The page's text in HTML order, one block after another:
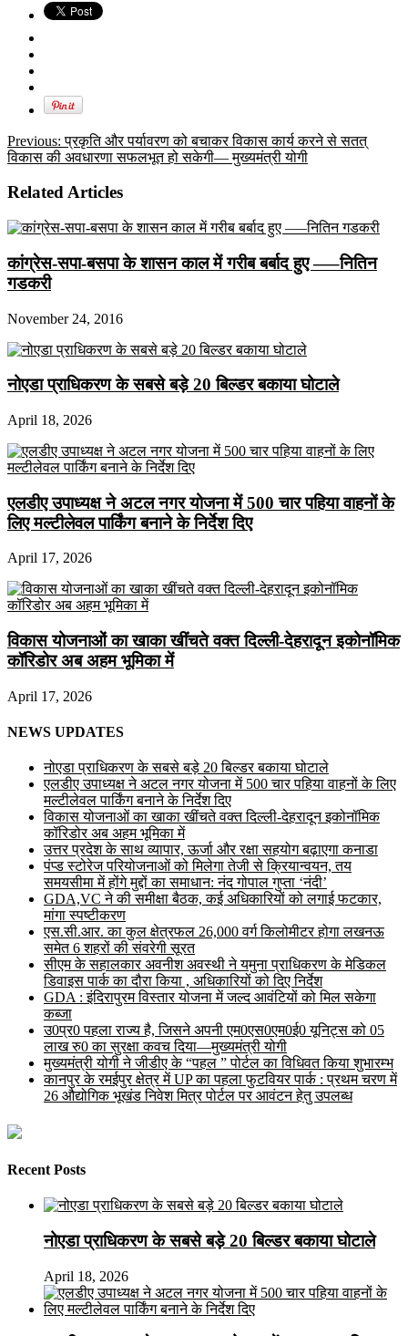
Previous: प्रकृति और पर्यावरण को बचाकर विकास कार्य करने से सतत्
विकास की अवधारणा सफलभूत हो सकेगी— मुख्यमंत्री योगी
Related Articles
कांग्रेस-सपा-बसपा के शासन काल में गरीब बर्बाद हुए —–नितिन
गडकरी
November 24, 2016
नोएडा प्राधिकरण के सबसे बड़े 20 बिल्डर बकाया घोटाले
April 18, 2026
एलडीए उपाध्यक्ष ने अटल नगर योजना में 500 चार पहिया वाहनों के
लिए मल्टीलेवल पार्किंग बनाने के निर्देश दिए
April 17, 2026
विकास योजनाओं का खाका खींचते वक्त दिल्ली-देहरादून इकोनॉमिक
कॉरिडोर अब अहम भूमिका में
April 17, 2026
NEWS UPDATES
नोएडा प्राधिकरण के सबसे बड़े 20 बिल्डर बकाया घोटाले
एलडीए उपाध्यक्ष ने अटल नगर योजना में 500 चार पहिया वाहनों के लिए
मल्टीलेवल पार्किंग बनाने के निर्देश दिए
विकास योजनाओं का खाका खींचते वक्त दिल्ली-देहरादून इकोनॉमिक
कॉरिडोर अब अहम भूमिका में
उत्तर प्रदेश के साथ व्यापार, ऊर्जा और रक्षा सहयोग बढ़ाएगा कनाडा
पंप्ड स्टोरेज परियोजनाओं को मिलेगा तेजी से क्रियान्वयन, तय
समयसीमा में होंगे मुद्दों का समाधान: नंद गोपाल गुप्ता ‘नंदी’
GDA,VC ने की समीक्षा बैठक, कई अधिकारियों को लगाई फटकार,
मांगा स्पष्टीकरण
एस.सी.आर. का कुल क्षेत्रफल 26,000 वर्ग किलोमीटर होगा लखनऊ
समेत 6 शहरों की संवरेगी सूरत
सीएम के सहालकार अवनीश अवस्थी ने यमुना प्राधिकरण के मेडिकल
डिवाइस पार्क का दौरा किया , अधिकारियों को दिए निर्देश
GDA : इंदिरापुरम विस्तार योजना में जल्द आवंटियों को मिल सकेगा
कब्जा
उ0प्र0 पहला राज्य है, जिसने अपनी एम0एस0एम0ई0 यूनिट्स को 05
लाख रु0 का सुरक्षा कवच दिया—मुख्यमंत्री योगी
मुख्यमंत्री योगी ने जीडीए के “पहल ” पोर्टल का विधिवत किया शुभारम्भ
कानपुर के रमईपुर क्षेत्र में UP का पहला फुटवियर पार्क : प्रथम चरण में
26 औद्योगिक भूखंड निवेश मित्र पोर्टल पर आवंटन हेतु उपलब्ध
Recent Posts
नोएडा प्राधिकरण के सबसे बड़े 20 बिल्डर बकाया घोटाले
April 18, 2026